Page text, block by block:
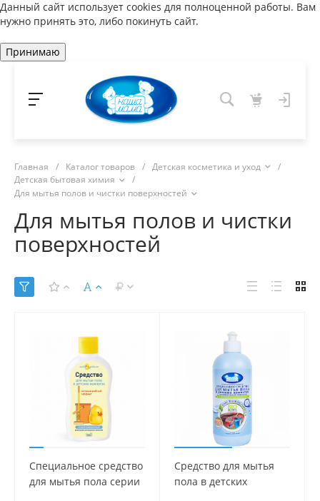
Данный сайт использует cookies для полноценной работы. Вам
нужно принять это, либо покинуть сайт.
Принимаю
Главная / Каталог товаров / Детская косметика и уход
/
Детская бытовая химия
/
Для мытья полов и чистки поверхностей
Для мытья полов и чистки
поверхностей
Специальное средство
для мытья пола серии
Средство для мытья
пола в детских